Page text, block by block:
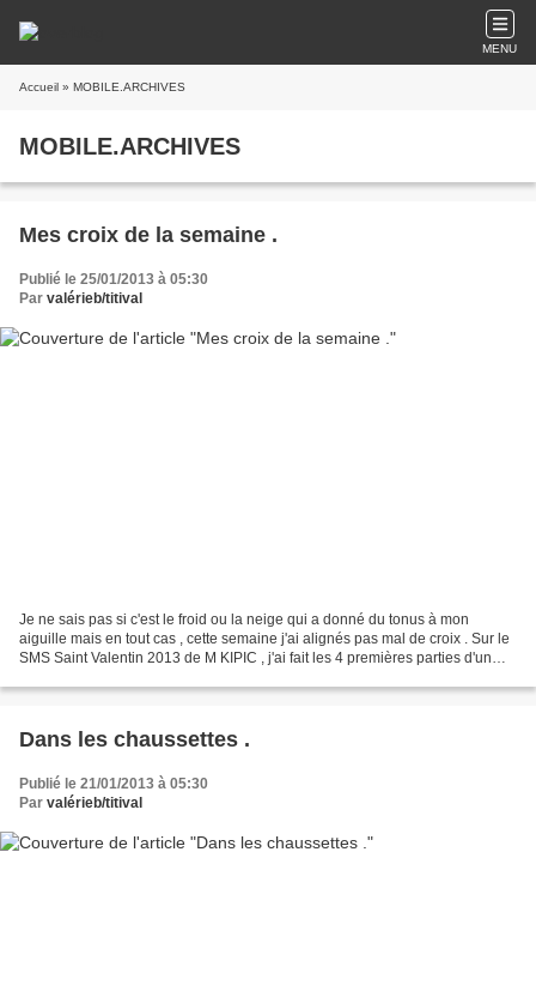
MENU
Accueil » MOBILE.ARCHIVES
MOBILE.ARCHIVES
Mes croix de la semaine .
Publié le 25/01/2013 à 05:30
Par valérieb/titival
Je ne sais pas si c'est le froid ou la neige qui a donné du tonus à mon
aiguille mais en tout cas , cette semaine j'ai alignés pas mal de croix . Sur le
SMS Saint Valentin 2013 de M KIPIC , j'ai fait les 4 premières parties d'un
Dans les chaussettes .
Publié le 21/01/2013 à 05:30
Par valérieb/titival